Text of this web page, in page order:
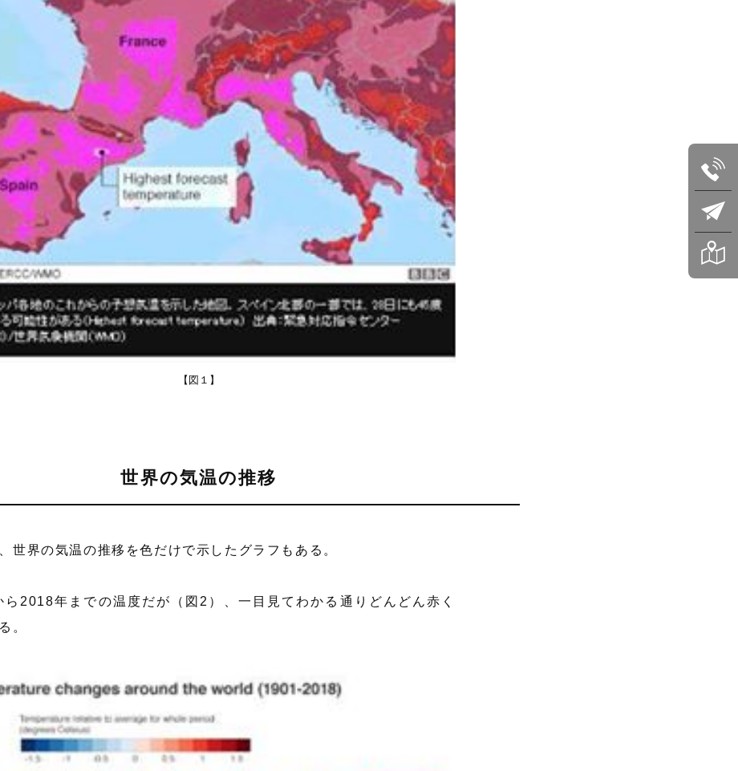
【図１】
世界の気温の推移
世界の気温の推移を色だけで示したグラフもある。
ら2018年までの温度だが（図2）、一目見てわかる通りどんどん赤く
。